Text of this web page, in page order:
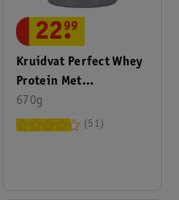
Kruidvat Perfect Whey
Protein Met
Vanillesmaak
670g
22.
99
51